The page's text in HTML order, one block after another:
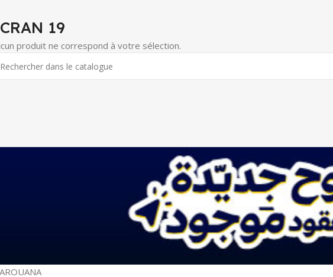
19
produit ne correspond à votre sélection.